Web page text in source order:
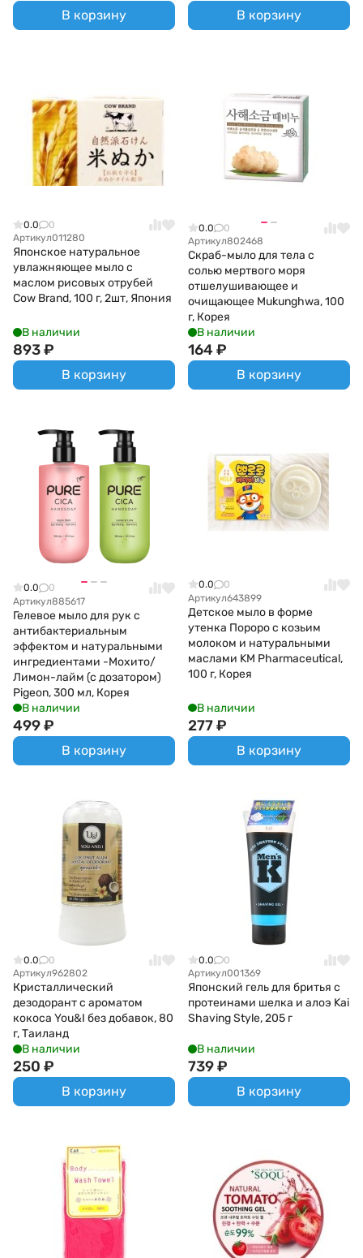
В корзину В корзину
0.0
0
Артикул011280
Японское натуральное
увлажняющее мыло с
маслом рисовых отрубей
Cow Brand, 100 г, 2шт, Япония
В наличии
893₽
В корзину
0.0
0
Артикул802468
Скраб-мыло для тела с
солью мертвого моря
отшелушивающее и
очищающее Mukunghwa, 100
г, Корея
В наличии
164₽
В корзину
0.0
0
Артикул885617
Гелевое мыло для рук с
антибактериальным
эффектом и натуральными
ингредиентами -Мохито/
Лимон-лайм (с дозатором)
Pigeon, 300 мл, Корея
В наличии
499₽
В корзину
0.0
0
Артикул643899
Детское мыло в форме
утенка Пороро с козьим
молоком и натуральными
маслами KM Pharmaceutical,
100 г, Корея
В наличии
277₽
В корзину
0.0
0
Артикул962802
Кристаллический
дезодорант с ароматом
кокоса You&I без добавок, 80
г, Таиланд
В наличии
250 ₽
В корзину
0.0
0
Артикул001369
Японский гель для бритья с
протеинами шелка и алоэ Kai
Shaving Style, 205 г
В наличии
739₽
В корзину